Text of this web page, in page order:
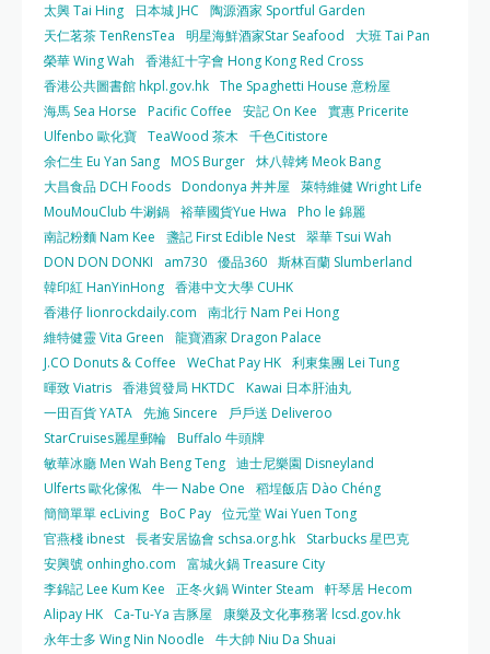
太興 Tai Hing 日本城 JHC
陶源酒家 Sportful Garden
天仁茗茶 TenRensTea
明星海鮮酒家Star Seafood
大班 Tai Pan
榮華 Wing Wah
香港紅十字會 Hong Kong Red Cross
香港公共圖書館 hkpl.gov.hk The Spaghetti House 意粉屋
海馬 Sea Horse
Pacific Coffee 安記 On Kee
實惠 Pricerite
Ulfenbo 歐化寶 TeaWood 茶木 千色Citistore
余仁生 Eu Yan Sang MOS Burger 炑八韓烤 Meok Bang
大昌食品 DCH Foods Dondonya 丼丼屋
萊特維健 Wright Life
MouMouClub 牛涮鍋 裕華國貨Yue Hwa
Pho le 錦麗
南記粉麵 Nam Kee
盞記 First Edible Nest 翠華 Tsui Wah
DON DON DONKI
am730 優品360 斯林百蘭 Slumberland
韓印紅 HanYinHong 香港中文大學 CUHK
香港仔 lionrockdaily.com
南北行 Nam Pei Hong
維特健靈 Vita Green
龍寶酒家 Dragon Palace
J.CO Donuts & Coffee
WeChat Pay HK 利東集團 Lei Tung
暉致 Viatris 香港貿發局 HKTDC
Kawai 日本肝油丸
一田百貨 YATA 先施 Sincere
戶戶送 Deliveroo
StarCruises麗星郵輪 Buffalo 牛頭牌
敏華冰廳 Men Wah Beng Teng 迪士尼樂園 Disneyland
Ulferts 歐化傢俬 牛一 Nabe One
稻埕飯店 Dào Chéng
簡簡單單 ecLiving BoC Pay 位元堂 Wai Yuen Tong
官燕棧 ibnest 長者安居協會 schsa.org.hk
Starbucks 星巴克
安興號 onhingho.com
富城火鍋 Treasure City
李錦記 Lee Kum Kee
正冬火鍋 Winter Steam
軒琴居 Hecom
Alipay HK
Ca-Tu-Ya 吉豚屋
康樂及文化事務署 lcsd.gov.hk
永年士多 Wing Nin Noodle
牛大帥 Niu Da Shuai